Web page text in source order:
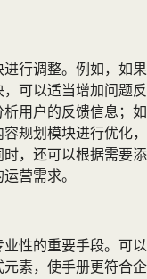
行调整。例如，如果
可以适当增加问题反
用户的反馈信息；如
规划模块进行优化，
，还可以根据需要添
营需求。
性的重要手段。可以
素，使手册更符合企